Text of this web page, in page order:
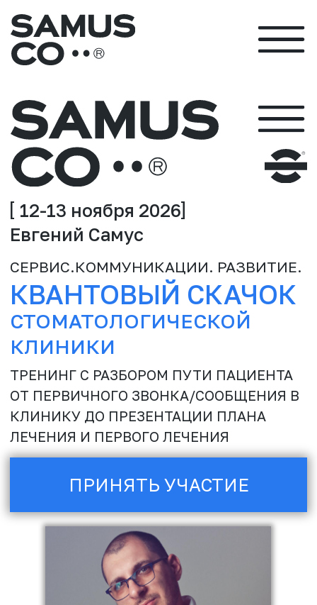
Евгений Самус
12-13 ноября 2026
СТОМАТОЛОГИЧЕСКОЙ
КВАНТОВЫЙ СКАЧОК
СЕРВИС.КОММУНИКАЦИИ. РАЗВИТИЕ.
ТРЕНИНГ С РАЗБОРОМ ПУТИ ПАЦИЕНТА
ОТ ПЕРВИЧНОГО ЗВОНКА/СООБЩЕНИЯ В
КЛИНИКУ ДО ПРЕЗЕНТАЦИИ ПЛАНА
ПРИНЯТЬ УЧАСТИЕ